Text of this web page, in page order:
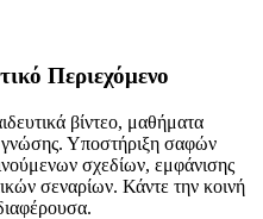
Περιεχόμενο
βίντεο, μαθήματα
γνώσης. Υποστήριξη σαφών
σχεδίων, εμφάνισης
σεναρίων. Κάντε την κοινή